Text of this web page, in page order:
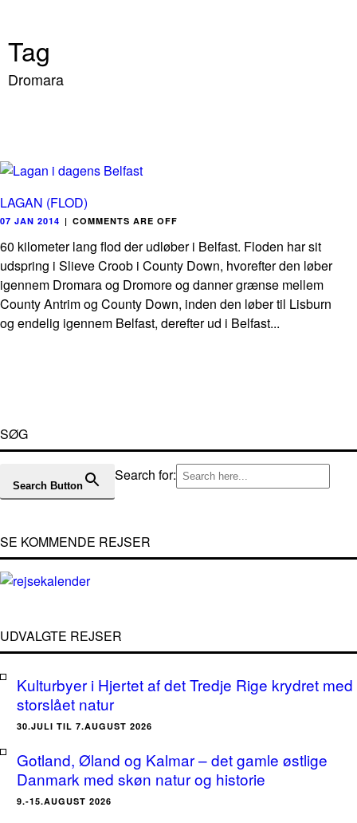
Tag
Dromara
LAGAN (FLOD)
07 JAN 2014 | COMMENTS ARE OFF
60 kilometer lang flod der udløber i Belfast. Floden har sit
udspring i Slieve Croob i County Down, hvorefter den løber
igennem Dromara og Dromore og danner grænse mellem
County Antrim og County Down, inden den løber til Lisburn
og endelig igennem Belfast, derefter ud i Belfast...
SØG
Search for:
Search Button
SE KOMMENDE REJSER
UDVALGTE REJSER
Kulturbyer i Hjertet af det Tredje Rige krydret med
storslået natur
30.JULI TIL 7.AUGUST 2026
Gotland, Øland og Kalmar – det gamle østlige
Danmark med skøn natur og historie
9.-15.AUGUST 2026